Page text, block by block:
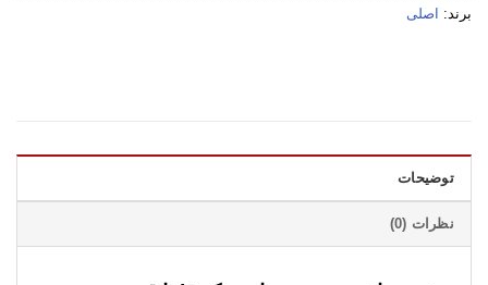
برند: اصلی
توضیحات
نظرات (0)